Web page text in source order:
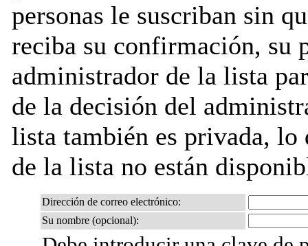
personas le suscriban sin
reciba su confirmación, su
administrador de la lista
de la decisión del
lista también es privada,
de la lista no están
Dirección de correo electrónico:
Su nombre (opcional):